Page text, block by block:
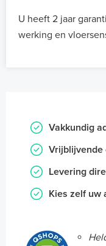
U heeft 2 jaar
werking en
Vakkundig
Vrijblijvende
Levering
Kies zelf uw